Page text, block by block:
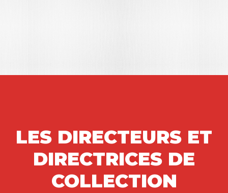
LES DIRECTEURS ET
DIRECTRICES DE
COLLECTION